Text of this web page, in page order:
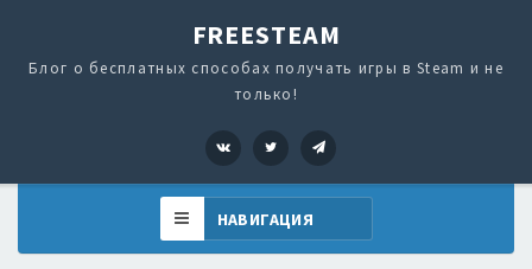
FREESTEAM
Блог о бесплатных способах получать игры в Steam и не
только!
VK Twitter